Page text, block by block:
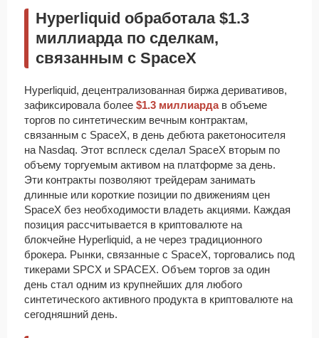
Hyperliquid обработала $1.3
миллиарда по сделкам,
связанным с SpaceX
Hyperliquid, децентрализованная биржа деривативов,
зафиксировала более $1.3 миллиардав объеме
торгов по синтетическим вечным контрактам,
связанным с SpaceX, в день дебюта ракетоносителя
на Nasdaq. Этот всплеск сделал SpaceX вторым по
объему торгуемым активом на платформе за день.
Эти контракты позволяют трейдерам занимать
длинные или короткие позиции по движениям цен
SpaceX без необходимости владеть акциями. Каждая
позиция рассчитывается в криптовалюте на
блокчейне Hyperliquid, а не через традиционного
брокера. Рынки, связанные с SpaceX, торговались под
тикерами SPCX и SPACEX. Объем торгов за один
день стал одним из крупнейших для любого
синтетического активного продукта в криптовалюте на
сегодняшний день.